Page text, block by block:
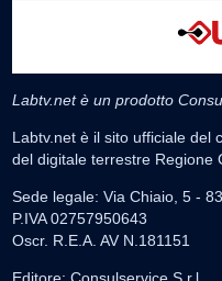
Labtv.net è un prodotto
Labtv.net è il sito ufficiale del
del digitale terrestre Regione
Sede legale: Via Chiaio, 5 -
P.IVA 02757950643
Oscr. R.E.A. AV N.181151